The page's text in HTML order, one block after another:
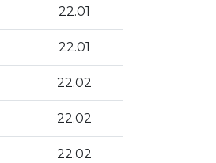
22.01
22.01
22.02
22.02
22.02